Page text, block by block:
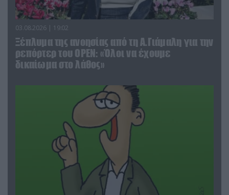
03.08.2026 | 19:02
Ξέπλυμα της ανοησίας από τη Α.Γιάμαλη για την
ρεπόρτερ του ΟΡΕΝ: «Όλοι να έχουμε
δικαίωμα στο λάθος»